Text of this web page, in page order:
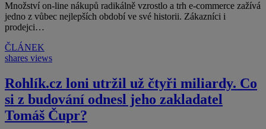
Množství on-line nákupů radikálně vzrostlo a trh e-commerce zažívá
jedno z vůbec nejlepších období ve své historii. Zákazníci i
prodejci…
ČLÁNEK
shares views
Rohlík.cz loni utržil už čtyři miliardy. Co
si z budování odnesl jeho zakladatel
Tomáš Čupr?